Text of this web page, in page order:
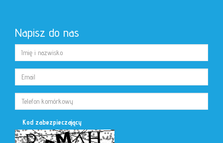
Napisz do nas
Kod zabezpieczający